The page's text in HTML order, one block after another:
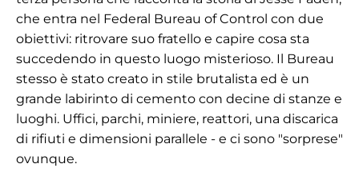
che entra nel Federal Bureau of Control con due
obiettivi: ritrovare suo fratello e capire cosa sta
succedendo in questo luogo misterioso. Il Bureau
stesso è stato creato in stile brutalista ed è un
grande labirinto di cemento con decine di stanze e
luoghi. Uffici, parchi, miniere, reattori, una discarica
di rifiuti e dimensioni parallele - e ci sono "sorprese"
ovunque.